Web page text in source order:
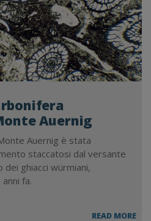
Auernig
Auernig è stata
staccatosi dal versante
ghiacci würmiani,
fa.
READ MORE